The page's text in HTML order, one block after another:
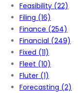
Feasibility (22)
Filing (16)
Finance (254)
Financial (249)
Fixed (11)
Fleet (10)
Fluter (1)
Forecasting (2)